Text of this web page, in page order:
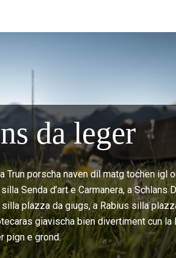
da leger
Trun porscha naven dil matg tochen igl
Senda d’art e Carmanera, a Schlans
plazza da giugs, a Rabius silla
giavischa bien divertiment cun
pign e grond.